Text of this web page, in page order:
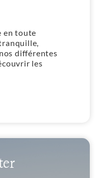
en toute
différentes
les